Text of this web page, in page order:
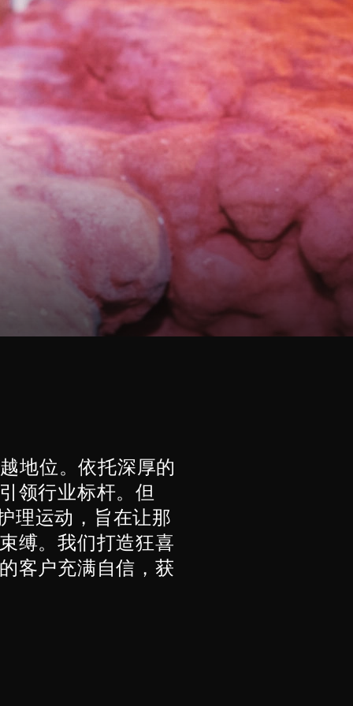
地位。依托深厚的
领行业标杆。但
理运动，旨在让那
缚。我们打造狂喜
客户充满自信，获